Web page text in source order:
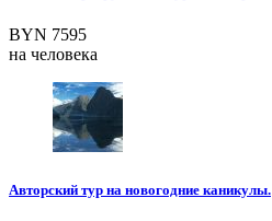
BYN 7595
на человека
Авторский тур на новогодние каникулы.